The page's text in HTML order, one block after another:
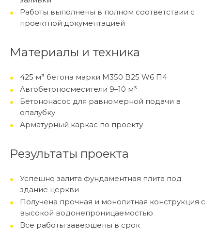
Работы выполнены в полном соответствии с
проектной документацией
Материалы и техника
425 м³ бетона марки М350 B25 W6 П4
Автобетоносмесители 9–10 м³
Бетононасос для равномерной подачи в
опалубку
Арматурный каркас по проекту
Результаты проекта
Успешно залита фундаментная плита под
здание церкви
Получена прочная и монолитная конструкция с
высокой водонепроницаемостью
Все работы завершены в срок